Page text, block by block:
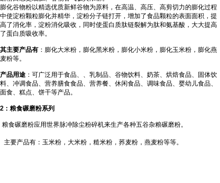
膨化谷物粉以精选优质新鲜谷物为原料，在高温、高压、高剪切力的膨化过程
中使淀粉颗粒膨化并精华，淀粉分子链打开，增加了食品颗粒的表面面积，提
高了消化率，淀粉消化吸收，同时使蛋白质肽链裂解为肽和氨基酸，大大提高
了蛋白质吸收率。
其主要产品有 ：膨化大米粉，膨化黑米粉，膨化小米粉，膨化玉米粉，膨化燕
麦粉等。
产品用途 ：可广泛用于食品、 、乳制品、谷物饮料、奶茶、烘焙食品、固体饮
料、冲调食品、营养膳食食品、营养餐、休闲食品、调味食品、婴幼儿食品、
面食、糕点、饼干等产品。
2 ：粮食碾磨粉系列
粮食碾磨粉应用世界脉冲除尘粉碎机来生产各种五谷杂粮碾磨粉。
主要产品有：玉米粉，大米粉，糙米粉，荞麦粉，燕麦粉等等。